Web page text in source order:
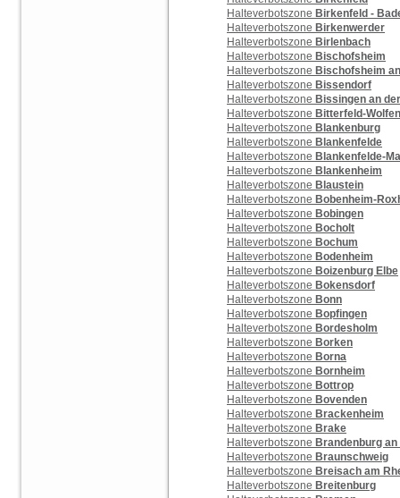
Halteverbotszone Birkenfeld -
Halteverbotszone Birkenwerder
Halteverbotszone Birlenbach
Halteverbotszone Bischofsheim
Halteverbotszone Bischofsheim
Halteverbotszone Bissendorf
Halteverbotszone Bissingen an
Halteverbotszone Bitterfeld-Wolfen
Halteverbotszone Blankenburg
Halteverbotszone Blankenfelde
Halteverbotszone Blankenfelde-
Halteverbotszone Blankenheim
Halteverbotszone Blaustein
Halteverbotszone Bobenheim-
Halteverbotszone Bobingen
Halteverbotszone Bocholt
Halteverbotszone Bochum
Halteverbotszone Bodenheim
Halteverbotszone Boizenburg Elbe
Halteverbotszone Bokensdorf
Halteverbotszone Bonn
Halteverbotszone Bopfingen
Halteverbotszone Bordesholm
Halteverbotszone Borken
Halteverbotszone Borna
Halteverbotszone Bornheim
Halteverbotszone Bottrop
Halteverbotszone Bovenden
Halteverbotszone Brackenheim
Halteverbotszone Brake
Halteverbotszone Brandenburg
Halteverbotszone Braunschweig
Halteverbotszone Breisach am
Halteverbotszone Breitenburg